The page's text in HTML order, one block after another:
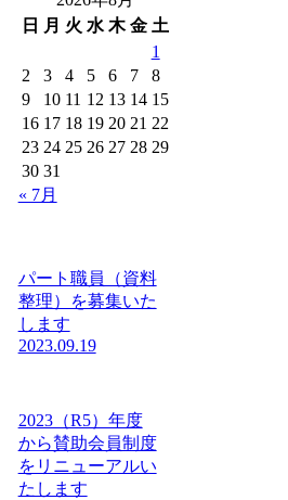
日
月 火 水 木 金 土
1
2
3 4 5 6 7
8
9
10 11 12 13 14 15
16 17 18 19 20 21 22
23 24 25 26 27 28 29
30 31
« 7月
パート職員（資料
整理）を募集いた
します
2023.09.19
2023（R5）年度
から賛助会員制度
をリニューアルい
たします